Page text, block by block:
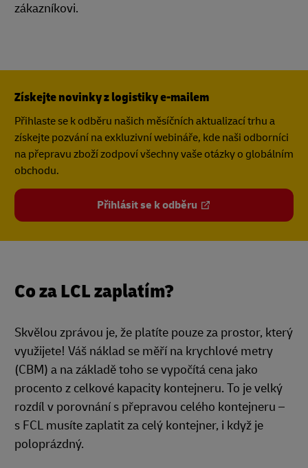
zákazníkovi.
Získejte novinky z logistiky e-mailem
Přihlaste se k odběru našich měsíčních aktualizací trhu a
získejte pozvání na exkluzivní webináře, kde naši odborníci
na přepravu zboží zodpoví všechny vaše otázky o globálním
obchodu.
Přihlásit se k odběru
Co za LCL zaplatím?
Skvělou zprávou je, že platíte pouze za prostor, který
využijete! Váš náklad se měří na krychlové metry
(CBM) a na základě toho se vypočítá cena jako
procento z celkové kapacity kontejneru. To je velký
rozdíl v porovnání s přepravou celého kontejneru –
s FCL musíte zaplatit za celý kontejner, i když je
poloprázdný.